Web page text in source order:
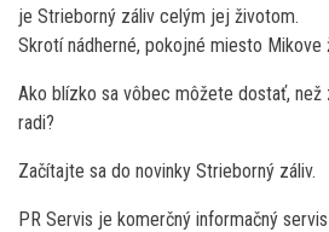
je Strieborný záliv celým jej životom.
Skrotí nádherné, pokojné miesto Mikove
Ako blízko sa vôbec môžete dostať,
radi?
Začítajte sa do novinky Strieborný záliv.
PR Servis je komerčný informačný